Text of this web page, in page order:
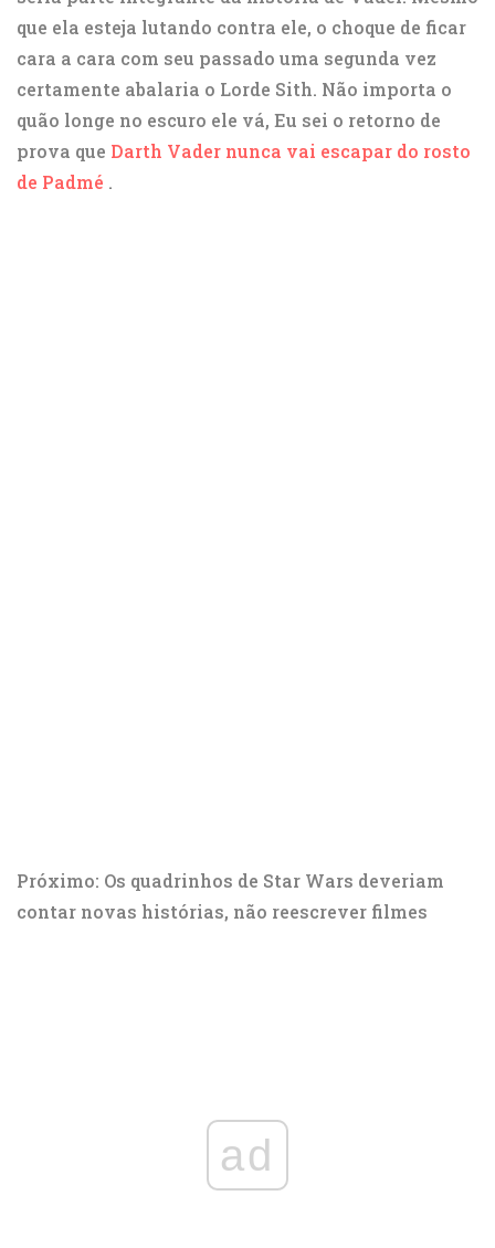
que ela esteja lutando contra ele, o choque de ficar
cara a cara com seu passado uma segunda vez
certamente abalaria o Lorde Sith. Não importa o
quão longe no escuro ele vá, Eu sei o retorno de
prova que Darth Vader nunca vai escapar do rosto
de Padmé .
Próximo: Os quadrinhos de Star Wars deveriam
contar novas histórias, não reescrever filmes
ad